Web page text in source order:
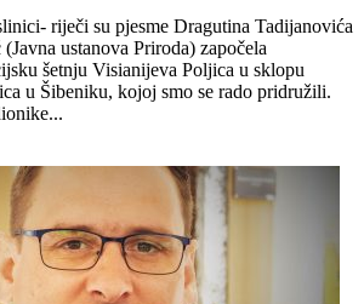
riječi su pjesme Dragutina Tadijanovića
ustanova Priroda) započela
šetnju Visianijeva Poljica u sklopu
u Šibeniku, kojoj smo se rado pridružili.